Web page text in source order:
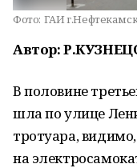
Фото: ГАИ
Автор:
В половине
шла по улице
тротуара,
на